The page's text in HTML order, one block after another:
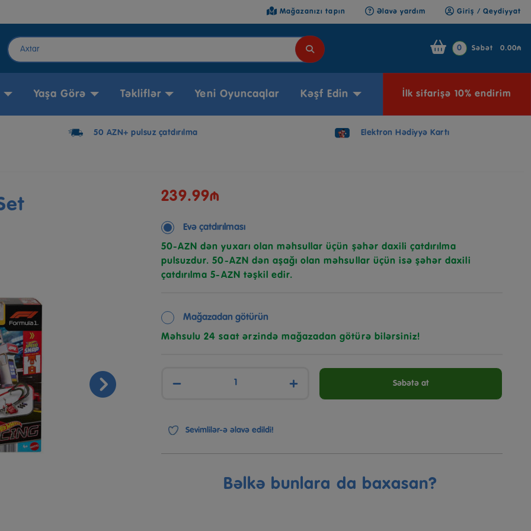
Mağazanızı tapın Əlavə yardım Giriş / Qeydiyyat
0 Səbət 0.00₼
Yaşa Görə Təkliflər Yeni Oyuncaqlar Kəşf Edin İlk sifarişə 10% endirim
50 AZN+ pulsuz çatdırılma Elektron Hədiyyə Kartı
239.99₼
Evə çatdırılması
50-AZN dən yuxarı olan məhsullar üçün şəhər daxili çatdırılma
pulsuzdur. 50-AZN dən aşağı olan məhsullar üçün isə şəhər daxili
çatdırılma 5-AZN təşkil edir.
Mağazadan götürün
Məhsulu 24 saat ərzində mağazadan götürə bilərsiniz!
− + Səbətə at
Sevimlilər-ə əlavə edildi!
Bəlkə bunlara da baxasan?